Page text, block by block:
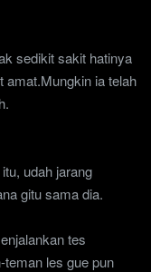
sedikit sakit hatinya
amat.Mungkin ia telah
udah jarang
gitu sama dia.
tes
les gue pun